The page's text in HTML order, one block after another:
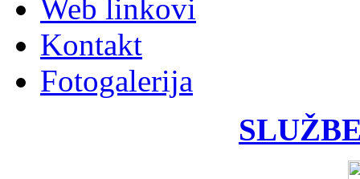
Web linkovi
Kontakt
Fotogalerija